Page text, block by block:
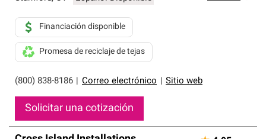
(800) 838-8186 Correo electrónico Sitio web
Financiación disponible
Promesa de reciclaje de tejas
Solicitar una cotización